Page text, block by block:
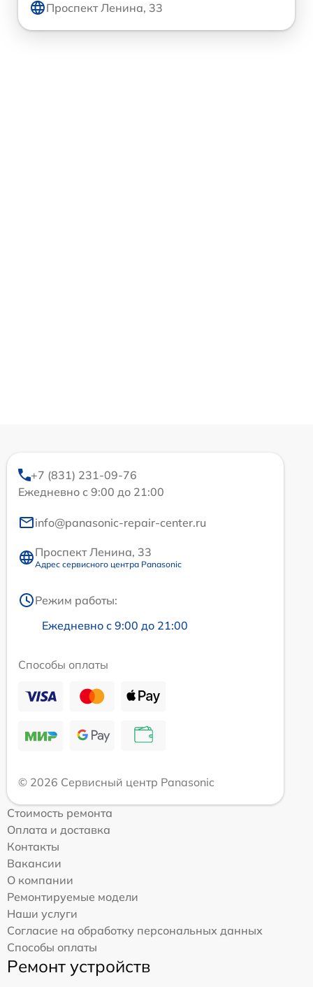
Проспект Ленина, 33
+7 (831) 231-09-76
Ежедневно с 9:00 до 21:00
info@panasonic-repair-center.ru
Проспект Ленина, 33
Адрес сервисного центра Panasonic
Режим работы:
Ежедневно с 9:00 до 21:00
Способы оплаты
© 2026 Сервисный центр Panasonic
Стоимость ремонта
Оплата и доставка
Контакты
Вакансии
О компании
Ремонтируемые модели
Наши услуги
Согласие на обработку персональных данных
Способы оплаты
Ремонт устройств